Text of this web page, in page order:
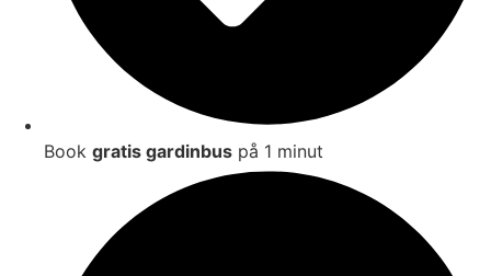
Book gratis gardinbus på 1 minut